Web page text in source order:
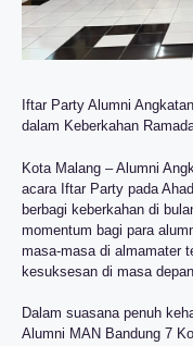
Iftar Party Alumni
dalam Keberkahan
Kota Malang – Alumni
acara Iftar Party pada
berbagi keberkahan di
momentum bagi para
masa-masa di almamater
kesuksesan di masa depan.
Dalam suasana penuh
Alumni MAN Bandung 7